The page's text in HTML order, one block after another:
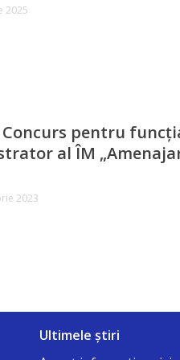
2025
Concurs pentru
al ÎM
2023
Ultimele știri